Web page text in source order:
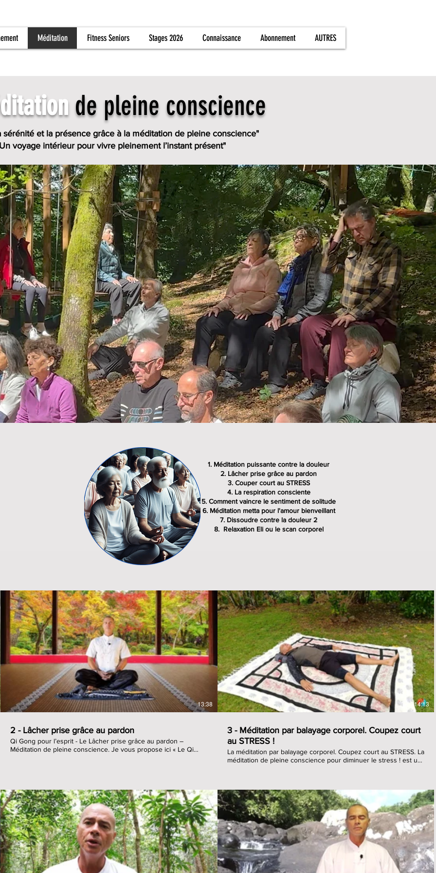
Méditation Fitness Seniors Stages 2026 Connaissance Abonnement AUTRES
de pleine conscience
sérénité et la présence grâce à la méditation de pleine conscience"
voyage intérieur pour vivre pleinement l’instant présent"​
€
13:38
2 - Lâcher prise grâce au pardon
Qi Gong pour l’esprit - Le Lâcher prise grâce au pardon –
Méditation de pleine conscience. Je vous propose ici « Le Qi
ou de la colère envers cette personne mais aussi, et très
souvent envers nous-même. C’est le pardon qui nous permets
de nous sentir mieux et de cesser aussi de nous en vouloir.
Jésus disait : « Il faut se venger de ses ennemis en leurs faisant
du bien, car on guérit ainsi soi-même les plaies de son cœur et
on apprends à vivre de manière divine ». Le Qi Gong pour l’esprit
s’attache à conduire le Qi (Chi) vers les émotions vertueuses de
notre esprit comme le pardon ou la patience et cela nous fait
grandir. A l’inverse si nous dirigeons ce souffle ou énergie vers
des émotions névrotiques comme la rancune ou le ressentiment,
€
14:13
3 - Méditation par balayage corporel. Coupez court
au STRESS !
La méditation par balayage corporel. Coupez court au STRESS. La
méditation de pleine conscience pour diminuer le stress ! est un
à déplacer notre esprit dans les différentes parties de notre
corps. Méditer peut être très simple et les effets peuvent être
sensibles dans un temps relativement court. Il vous suffit
d’utiliser les méthodes les plus simples qui vous permettent de
retrouver des sensations dont vous disposez. Ces méthodes ne
font appel qu’à des outils que vous possédez, qu’à des notions
simples. Elles les utilisent d’une manière nouvelle et vous
permettent de reprendre conscience de votre corps et votre
personnalité. La méditation par balayage corporel est l’une de
ces méthodes qui va vous permettre de faire vos premiers pas
€ €
Méditation puissante contre la douleur
Lâcher prise grâce au pardon
Couper court au STRESS
La respiration consciente
Comment vaincre le sentiment de solitude
Méditation metta pour l'amour bienveillant
Dissoudre contre la douleur 2
Relaxation Eli ou le scan corporel